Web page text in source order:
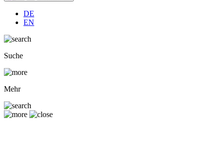
DE
EN
Suche
Mehr